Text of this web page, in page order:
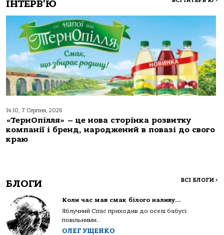
ІНТЕРВ'Ю
14:10, 7 Серпня, 2026
«ТернОпілля» – це нова сторінка розвитку
компанії і бренд, народжений в повазі до свого
краю
БЛОГИ ВСІ БЛОГИ >
Коли час мав смак білого наливу…
Яблучний Спас приходив до оселі бабусі
повільними...
ОЛЕГ УЩЕНКО